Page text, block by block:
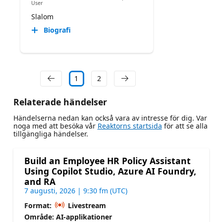
User
Slalom
Biografi
1 2
Relaterade händelser
Händelserna nedan kan också vara av intresse för dig. Var
noga med att besöka vår Reaktorns startsida för att se alla
tillgängliga händelser.
Build an Employee HR Policy Assistant
Using Copilot Studio, Azure AI Foundry,
and RA
7 augusti, 2026 | 9:30 fm (UTC)
Format:
Livestream
Område: AI-applikationer